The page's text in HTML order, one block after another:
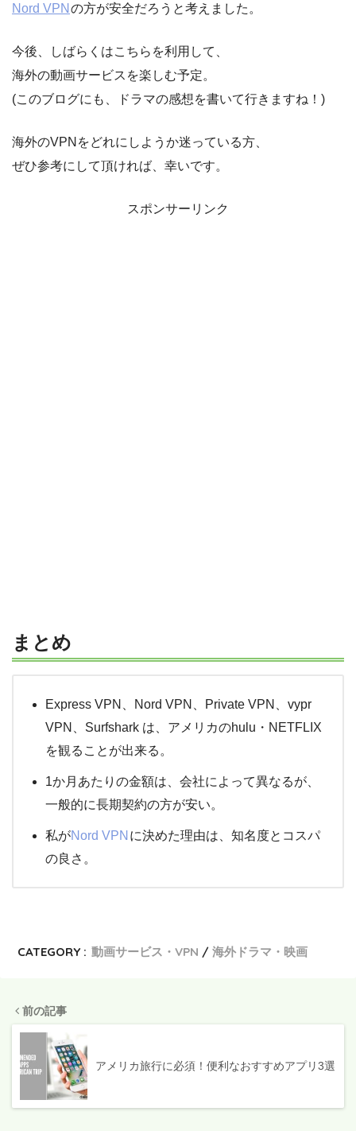
Nord VPN の方が安全だろうと考えました。
今後、しばらくはこちらを利用して、
海外の動画サービスを楽しむ予定。
(このブログにも、ドラマの感想を書いて行きますね！)
海外のVPNをどれにしようか迷っている方、
ぜひ参考にして頂ければ、幸いです。
スポンサーリンク
まとめ
Express VPN、Nord VPN、Private VPN、vypr
VPN、Surfshark は、アメリカのhulu・NETFLIX
を観ることが出来る。
1か月あたりの金額は、会社によって異なるが、
一般的に長期契約の方が安い。
私がNord VPN に決めた理由は、知名度とコスパ
の良さ。
CATEGORY : 動画サービス・VPN 海外ドラマ・映画
前の記事
アメリカ旅行に必須！便利なおすすめアプリ3選